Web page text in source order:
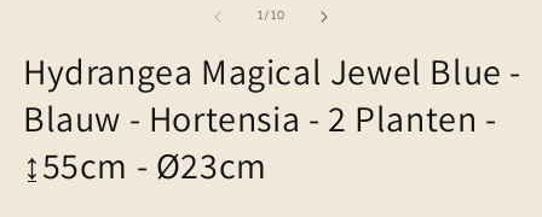
1/van
10
Hydrangea Magical Jewel Blue -
Blauw - Hortensia - 2 Planten -
↨55cm - Ø23cm